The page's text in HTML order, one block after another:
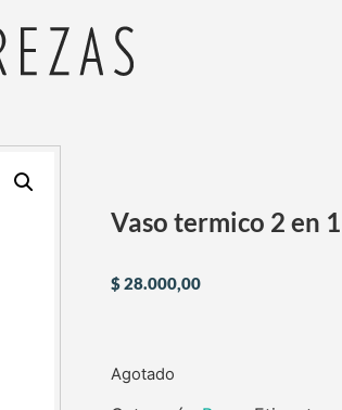
Vaso termico 2 en 1
$28.000,00
Agotado